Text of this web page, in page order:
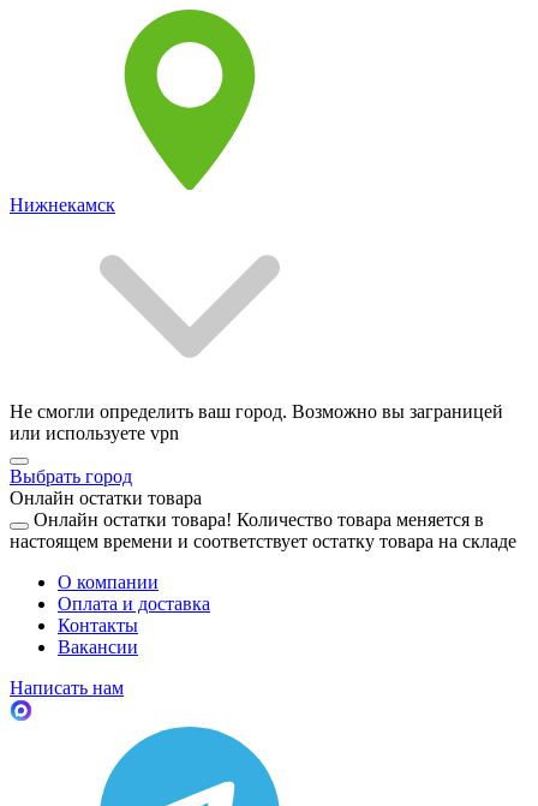
Нижнекамск
Не смогли определить ваш город. Возможно вы заграницей
или используете vpn
Выбрать город
Онлайн остатки товара
Онлайн остатки товара! Количество товара меняется в
настоящем времени и соответствует остатку товара на складе
О компании
Оплата и доставка
Контакты
Вакансии
Написать нам